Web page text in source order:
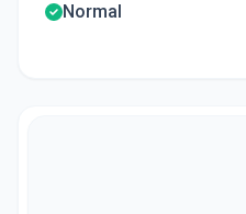
Normal